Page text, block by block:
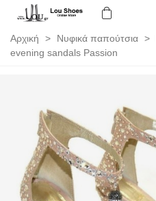
Αρχική > Νυφικά παπούτσια >
evening sandals Passion